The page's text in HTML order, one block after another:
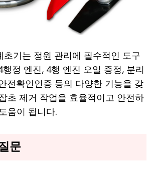
초기는 정원 관리에 필수적인 도구
정 엔진, 4행 엔진 오일 증정, 분리
전확인인증 등의 다양한 기능을 갖
초 제거 작업을 효율적이고 안전하
움이 됩니다.
문